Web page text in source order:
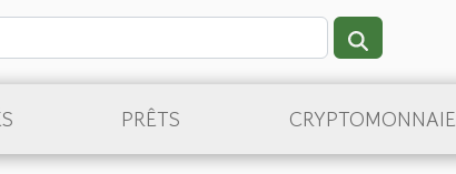
PRÊTS